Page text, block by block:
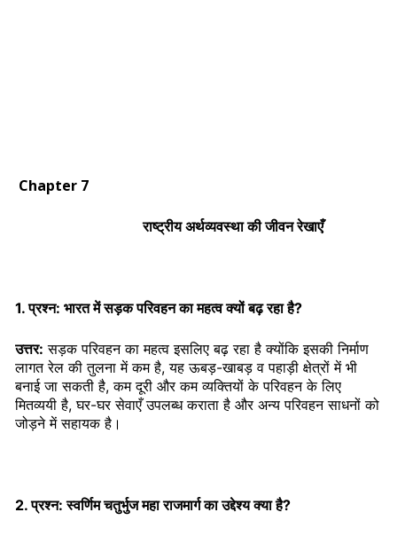
Chapter 7
राष्ट्रीय अर्थव्यवस्था की जीवन रेखाएँ
1. प्रश्न: भारत में सड़क परिवहन का महत्व क्यों बढ़ रहा है?
उत्तर: सड़क परिवहन का महत्व इसलिए बढ़ रहा है क्योंकि इसकी निर्माण
लागत रेल की तुलना में कम है, यह ऊबड़-खाबड़ व पहाड़ी क्षेत्रों में भी
बनाई जा सकती है, कम दूरी और कम व्यक्तियों के परिवहन के लिए
मितव्ययी है, घर-घर सेवाएँ उपलब्ध कराता है और अन्य परिवहन साधनों को
जोड़ने में सहायक है।
2. प्रश्न: स्वर्णिम चतुर्भुज महा राजमार्ग का उद्देश्य क्या है?